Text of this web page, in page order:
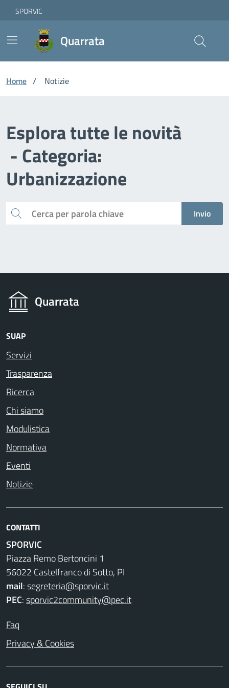
Skip to Main Content
Vai ai contenuti
Vai al footer
SPORVIC
Quarrata
Home / Notizie
Esplora tutte le novità
- Categoria:
Urbanizzazione
Cerca Invio
Quarrata
SUAP
Servizi
Trasparenza
Ricerca
Chi siamo
Modulistica
Normativa
Eventi
Notizie
CONTATTI
SPORVIC
Piazza Remo Bertoncini 1
56022 Castelfranco di Sotto, PI
mail:segreteria@sporvic.it
PEC:sporvic2community@pec.it
Faq
Privacy & Cookies